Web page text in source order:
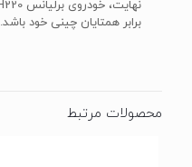
برابر همتایان چینی خود باشد.
محصولات مرتبط